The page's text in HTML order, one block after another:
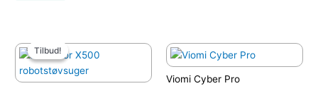
Tilbud!
Tilbud!
oprindelige
pris
var:
2,890.00kr..
aktuelle
1,879.00kr..
Viomi Cyber Pro